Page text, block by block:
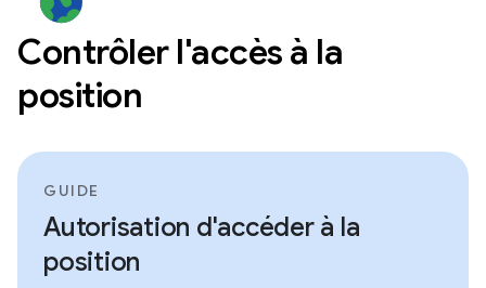
Contrôler l'accès à la
position
GUIDE
Autorisation d'accéder à la
position